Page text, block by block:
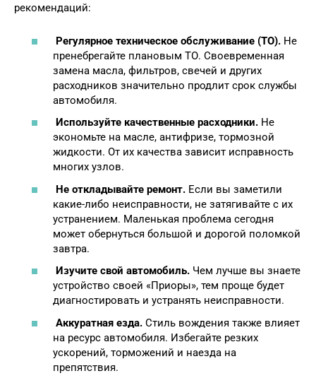
рекомендаций:
Регулярное техническое обслуживание (ТО). Не
пренебрегайте плановым ТО. Своевременная
замена масла, фильтров, свечей и других
расходников значительно продлит срок службы
автомобиля.
Используйте качественные расходники. Не
экономьте на масле, антифризе, тормозной
жидкости. От их качества зависит исправность
многих узлов.
Не откладывайте ремонт. Если вы заметили
какие-либо неисправности, не затягивайте с их
устранением. Маленькая проблема сегодня
может обернуться большой и дорогой поломкой
завтра.
Изучите свой автомобиль. Чем лучше вы знаете
устройство своей «Приоры», тем проще будет
диагностировать и устранять неисправности.
Аккуратная езда. Стиль вождения также влияет
на ресурс автомобиля. Избегайте резких
ускорений, торможений и наезда на
препятствия.